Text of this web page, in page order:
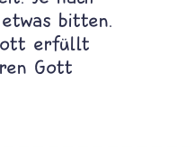
bitten.
erfüllt
Gott